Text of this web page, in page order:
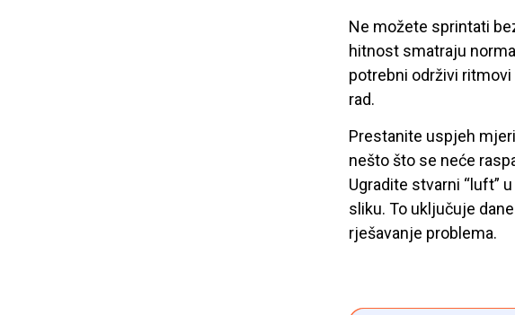
Ne možete sprintati
hitnost smatraju
potrebni održivi
rad.
Prestanite uspjeh
nešto što se neće
Ugradite stvarni “luft”
sliku. To uključuje
rješavanje problema.